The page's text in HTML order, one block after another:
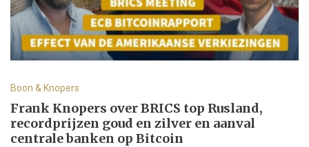
Boon & Knopers
Frank Knopers over BRICS top Rusland,
recordprijzen goud en zilver en aanval
centrale banken op Bitcoin